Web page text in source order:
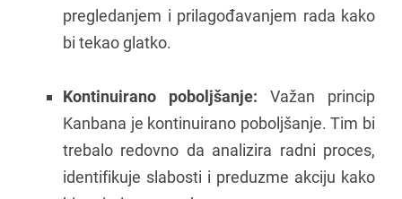
pregledanjem i prilagođavanjem rada kako
bi tekao glatko.
Kontinuirano poboljšanje: Važan princip
Kanbana je kontinuirano poboljšanje. Tim bi
trebalo redovno da analizira radni proces,
identifikuje slabosti i preduzme akciju kako